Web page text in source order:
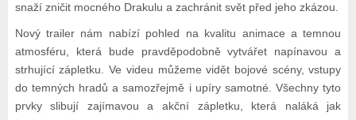
snaží zničit mocného Drakulu a zachránit svět před jeho zkázou.
Nový trailer nám nabízí pohled na kvalitu animace a temnou
atmosféru, která bude pravděpodobně vytvářet napínavou a
strhující zápletku. Ve videu můžeme vidět bojové scény, vstupy
do temných hradů a samozřejmě i upíry samotné. Všechny tyto
prvky slibují zajímavou a akční zápletku, která naláká jak